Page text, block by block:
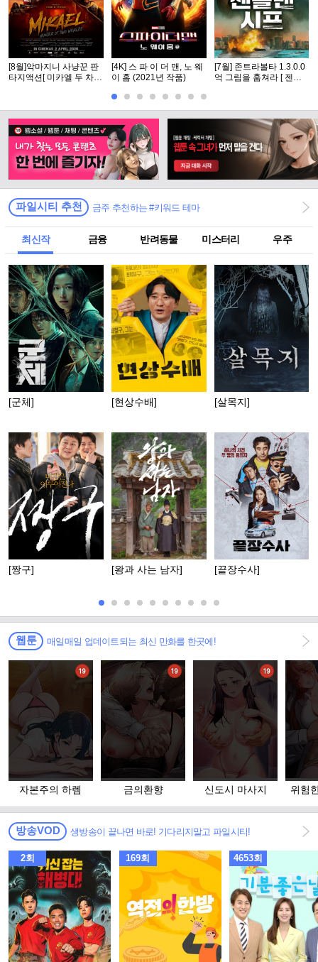
[8월]악마지니 사냥꾼 판
타지액션[ 미카엘 두 차원
[4K] 스 파 이 더 맨, 노 웨
이 홈 (2021년 작품)
[7월] 존트라볼타 1.3.0.0
억 그림을 훔쳐라 [ 젠틀
파일시티 추천 금주 추천하는 #키워드 테마
최신작 금융 반려동물 미스터리 우주
[군체] [현상수배] [살목지]
[짱구] [왕과 사는 남자] [끝장수사]
웹툰 매일매일 업데이트되는 최신 만화를 한곳에!
자본주의 하렘 금의환향 신도시 마사지
위험
방송VOD 생방송이 끝나면 바로! 기다리지말고 파일시티!
2회 169회 4653회